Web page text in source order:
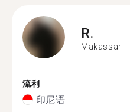
R.
Makassar
流利
印尼语